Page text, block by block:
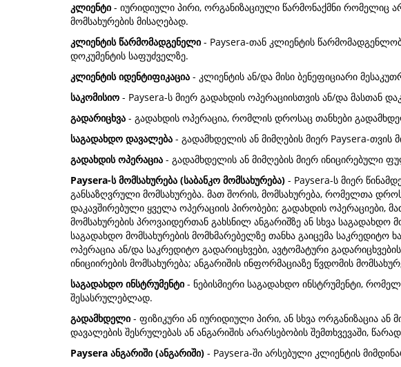
კლიენტი - იურიდიული პირი, ორგანიზაციული წარმონაქმნი რომელიც
მომსახურების მისაღებად.
კლიენტის წარმომადგენელი - Paysera-თან კლიენტის
დოკუმენტის საფუძველზე.
კლიენტის იდენტიფიკაცია - კლიენტის ან/და მისი ბენეფიციარი
საკომისიო - Paysera-ს მიერ გადახდის ოპერაციისთვის ან/და მასთან
გადარიცხვა - გადახდის ოპერაცია, რომლის დროსაც თანხები
საგადახდო დავალება - გადამხდელის ან მიმღების მიერ Paysera-
გადახდის ოპერაცია - გადამხდელის ან მიმღების მიერ ინიცირებული
Paysera-ს მომსახურება (საბანკო მომსახურება) - Paysera-ს მიერ
განსაზღვრული მომსახურება. მათ შორის, მომსახურება, რომელთა
დაკავშირებული ყველა ოპერაციის პირობები; გადახდის ოპერაციები,
მომსახურების პროვაიდერთან გახსნილ ანგარიშზე ან სხვა
საგადახდო მომსახურების მომხმარებელზე თანხა გაიცემა საკრედიტო
ოპერაცია ან/და საკრედიტო გადარიცხვები, ავტომატური
ინიციირების მომსახურება; ანგარიშის ინფორმაციაზე წვდომის
საგადახდო ინსტრუმენტი - ნებისმიერი საგადახდო ინსტრუმენტი,
შესასრულებლად.
გადამხდელი - ფიზიკური ან იურიდიული პირი, ან სხვა ორგანიზაცია
დავალების შესრულებას ან ანგარიშის არარსებობის შემთხვევაში,
Paysera ანგარიში (ანგარიში) - Paysera-ში არსებული კლიენტის